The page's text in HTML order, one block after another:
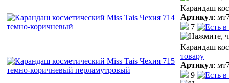
Карандаш
Артикул:
7
Карандаш
товару
Артикул:
9